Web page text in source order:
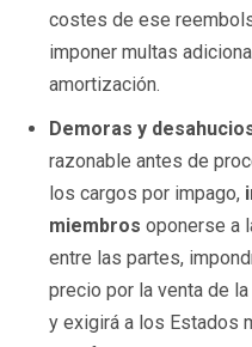
costes de ese
imponer multas
amortización.
Demoras y
razonable antes de
los cargos por impago,
miembros oponerse a
entre las partes,
precio por la venta de
y exigirá a los Estados